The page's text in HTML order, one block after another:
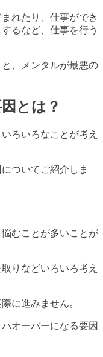
れたり、仕事ができ
るなど、仕事を行う
、メンタルが最悪の
とは？
ろいろなことが考え
ついてご紹介しま
むことが多いことが
りなどいろいろ考え
に進みません。
オーバーになる要因